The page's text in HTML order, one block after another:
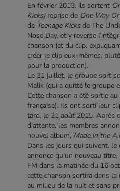
En février 2013, ils sortent
Kicks)reprise de One Way
de Teenage Kicks de The
Nose Day, et y reverse
chanson (et du clip,
créer le clip eux-mêmes,
pour la production).
Le 31 juillet, le groupe sort
Malik (qui a quitté le groupe
Cette chanson a été sortie
française). Ils ont sorti leur
tard, le 21 août 2015. Après
d'attente, les membres
nouvel album, Made in the
Dans les jours qui suivent,
annonce qu'un nouveau titre,
FM dans la matinée du 16
cette chanson sortira dans
au milieu de la nuit et sans